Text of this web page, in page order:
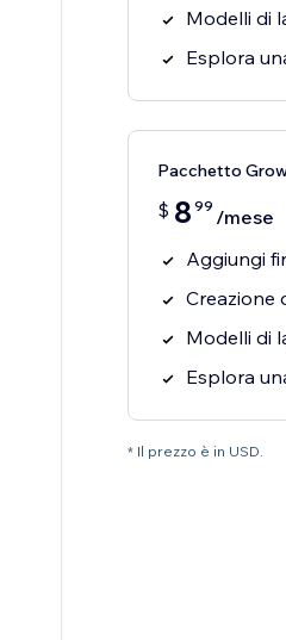
Modelli di
Esplora
Pacchetto
$ 8 99 /mese
Aggiungi
Creazione
Modelli di
Esplora
* Il prezzo è in USD.